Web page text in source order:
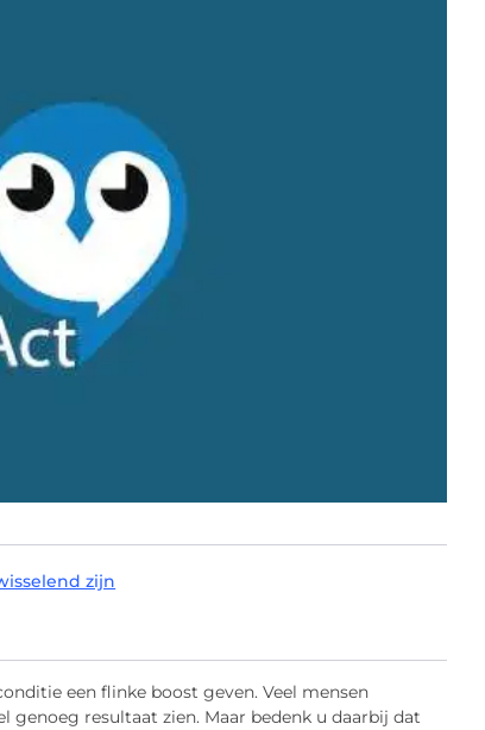
zijn
een flinke boost geven. Veel mensen
genoeg resultaat zien. Maar bedenk u daarbij dat